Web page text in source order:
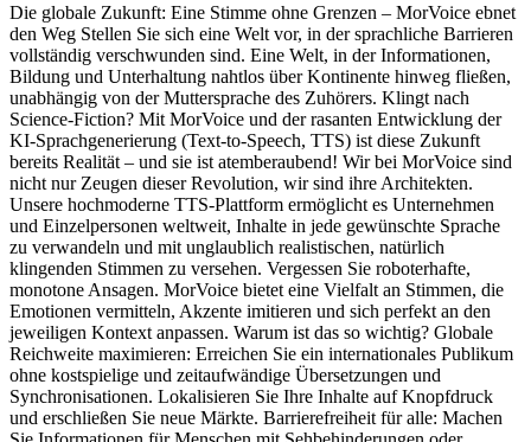
Die globale Zukunft: Eine Stimme ohne Grenzen – MorVoice ebnet
den Weg Stellen Sie sich eine Welt vor, in der sprachliche Barrieren
vollständig verschwunden sind. Eine Welt, in der Informationen,
Bildung und Unterhaltung nahtlos über Kontinente hinweg fließen,
unabhängig von der Muttersprache des Zuhörers. Klingt nach
Science-Fiction? Mit MorVoice und der rasanten Entwicklung der
KI-Sprachgenerierung (Text-to-Speech, TTS) ist diese Zukunft
bereits Realität – und sie ist atemberaubend! Wir bei MorVoice sind
nicht nur Zeugen dieser Revolution, wir sind ihre Architekten.
Unsere hochmoderne TTS-Plattform ermöglicht es Unternehmen
und Einzelpersonen weltweit, Inhalte in jede gewünschte Sprache
zu verwandeln und mit unglaublich realistischen, natürlich
klingenden Stimmen zu versehen. Vergessen Sie roboterhafte,
monotone Ansagen. MorVoice bietet eine Vielfalt an Stimmen, die
Emotionen vermitteln, Akzente imitieren und sich perfekt an den
jeweiligen Kontext anpassen. Warum ist das so wichtig? Globale
Reichweite maximieren: Erreichen Sie ein internationales Publikum
ohne kostspielige und zeitaufwändige Übersetzungen und
Synchronisationen. Lokalisieren Sie Ihre Inhalte auf Knopfdruck
und erschließen Sie neue Märkte. Barrierefreiheit für alle: Machen